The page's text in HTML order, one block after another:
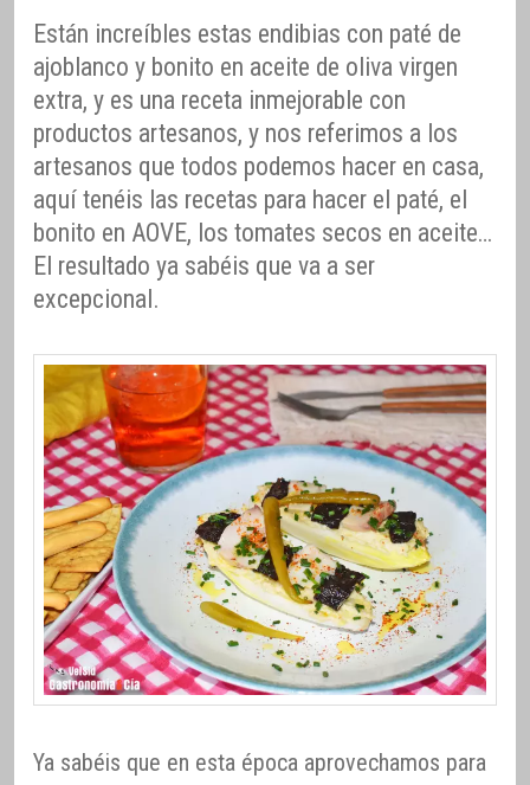
Están increíbles estas endibias con paté de
ajoblanco y bonito en aceite de oliva virgen
extra, y es una receta inmejorable con
productos artesanos, y nos referimos a los
artesanos que todos podemos hacer en casa,
aquí tenéis las recetas para hacer el paté, el
bonito en AOVE, los tomates secos en aceite…
El resultado ya sabéis que va a ser
excepcional.
Ya sabéis que en esta época aprovechamos para